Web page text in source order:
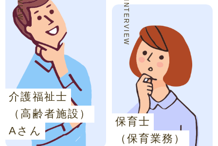
介護福祉士
（高齢者施設）
Aさん
INTERVIEW
保育士
（保育業務）